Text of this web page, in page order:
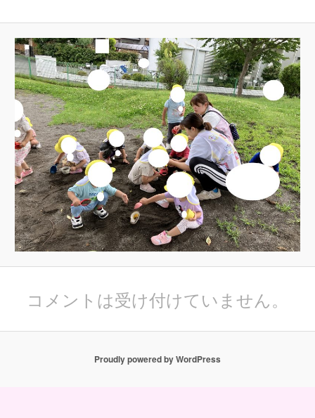
コメントは受け付けていません。
Proudly powered by WordPress